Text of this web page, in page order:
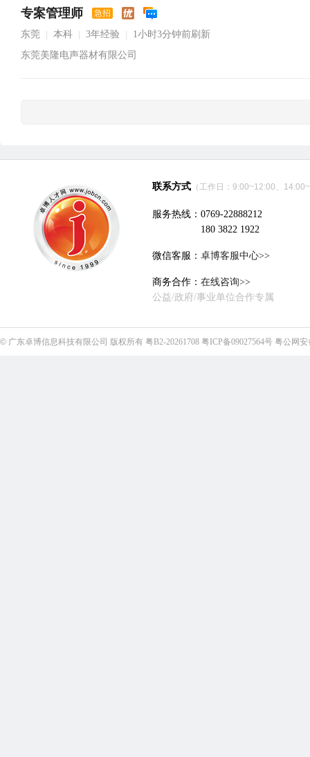
专案管理师 急招
东莞 本科 3年经验
1小时3分钟前刷新
东莞美隆电声器材有限公司
联系方式 （工作日：9:00~12:00、
服务热线：0769-22888212
180 3822 1922
微信客服： 卓博客服中心>>
商务合作： 在线咨询>>
公益/政府/事业单位合作专属
© 广东卓博信息科技有限公司 版权所有 粤B2-20261708 粤ICP备09027564号 粤公网安